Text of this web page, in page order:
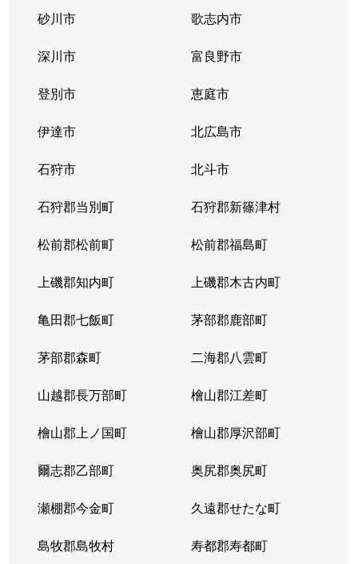
砂川市 歌志内市
深川市 富良野市
登別市 恵庭市
伊達市 北広島市
石狩市 北斗市
石狩郡当別町 石狩郡新篠津村
松前郡松前町 松前郡福島町
上磯郡知内町 上磯郡木古内町
亀田郡七飯町 茅部郡鹿部町
茅部郡森町 二海郡八雲町
山越郡長万部町 檜山郡江差町
檜山郡上ノ国町 檜山郡厚沢部町
爾志郡乙部町 奥尻郡奥尻町
瀬棚郡今金町 久遠郡せたな町
島牧郡島牧村 寿都郡寿都町